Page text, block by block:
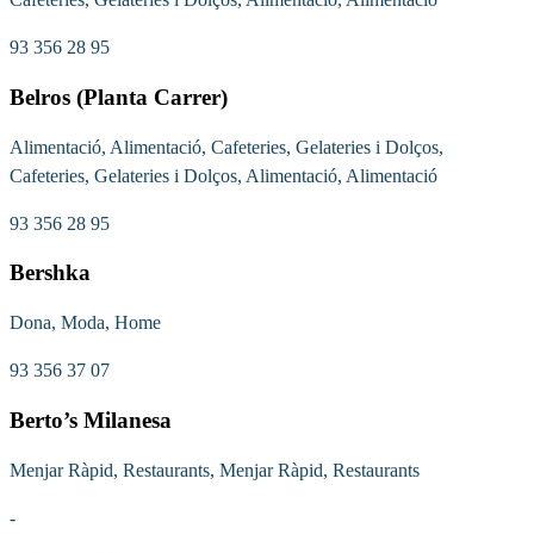
93 356 28 95
Belros (Planta Carrer)
Alimentació, Alimentació, Cafeteries, Gelateries i Dolços,
Cafeteries, Gelateries i Dolços, Alimentació, Alimentació
93 356 28 95
Bershka
Dona, Moda, Home
93 356 37 07
Berto’s Milanesa
Menjar Ràpid, Restaurants, Menjar Ràpid, Restaurants
-